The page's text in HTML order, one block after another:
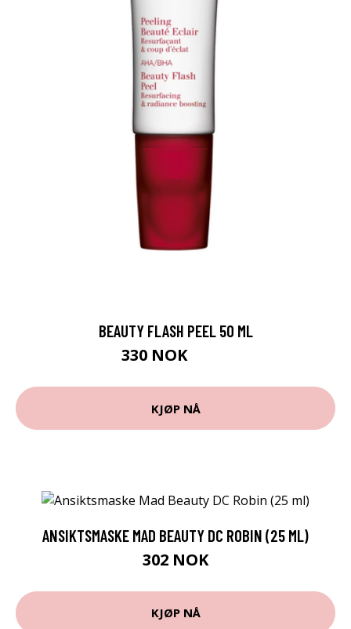
BEAUTY FLASH PEEL 50 ML
330 NOK
KJØP NÅ
ANSIKTSMASKE MAD BEAUTY DC ROBIN (25 ML)
302 NOK
KJØP NÅ